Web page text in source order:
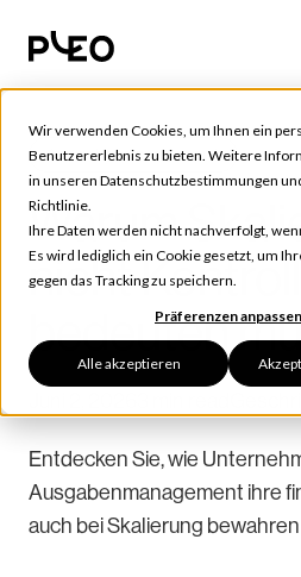
Wir verwenden Cookies, um Ihnen ein
Benutzererlebnis zu bieten. Weitere
in unseren Datenschutzbestimmungen
Richtlinie.
Ihre Daten werden nicht nachverfolgt,
Es wird lediglich ein Cookie gesetzt, um
gegen das Tracking zu speichern.
Präferenzen anpassen
Alle akzeptieren
Ausgabenmanagement
Warum
nicht
bedeuten
Entdecken Sie, wie
Ausgabenmanagement ihre
auch bei Skalierung